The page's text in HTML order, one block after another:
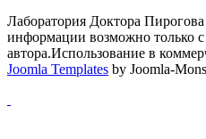
Лаборатория Доктора
информации возможно только
автора.Использование в
Joomla Templates by Joomla-